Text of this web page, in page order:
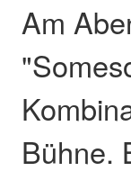
Am
Bühne.